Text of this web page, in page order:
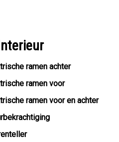
ramen achter
ramen voor
ramen voor en achter